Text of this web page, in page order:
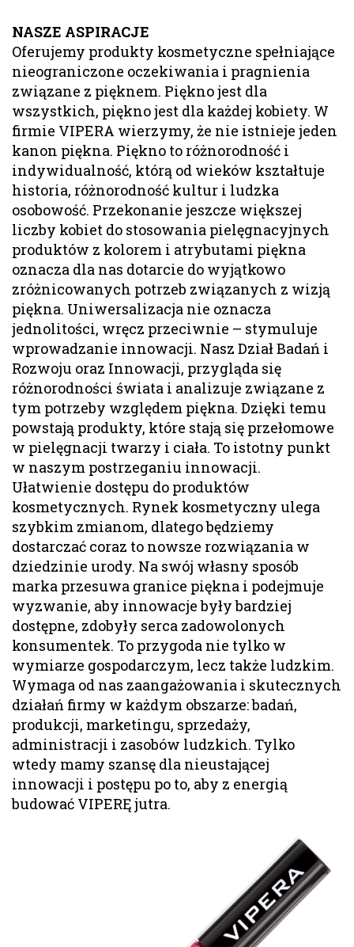
NASZE ASPIRACJE
Oferujemy produkty kosmetyczne spełniające
nieograniczone oczekiwania i pragnienia
związane z pięknem. Piękno jest dla
wszystkich, piękno jest dla każdej kobiety. W
firmie VIPERA wierzymy, że nie istnieje jeden
kanon piękna. Piękno to różnorodność i
indywidualność, którą od wieków kształtuje
historia, różnorodność kultur i ludzka
osobowość. Przekonanie jeszcze większej
liczby kobiet do stosowania pielęgnacyjnych
produktów z kolorem i atrybutami piękna
oznacza dla nas dotarcie do wyjątkowo
zróżnicowanych potrzeb związanych z wizją
piękna. Uniwersalizacja nie oznacza
jednolitości, wręcz przeciwnie – stymuluje
wprowadzanie innowacji. Nasz Dział Badań i
Rozwoju oraz Innowacji, przygląda się
różnorodności świata i analizuje związane z
tym potrzeby względem piękna. Dzięki temu
powstają produkty, które stają się przełomowe
w pielęgnacji twarzy i ciała. To istotny punkt
w naszym postrzeganiu innowacji.
Ułatwienie dostępu do produktów
kosmetycznych. Rynek kosmetyczny ulega
szybkim zmianom, dlatego będziemy
dostarczać coraz to nowsze rozwiązania w
dziedzinie urody. Na swój własny sposób
marka przesuwa granice piękna i podejmuje
wyzwanie, aby innowacje były bardziej
dostępne, zdobyły serca zadowolonych
konsumentek. To przygoda nie tylko w
wymiarze gospodarczym, lecz także ludzkim.
Wymaga od nas zaangażowania i skutecznych
działań firmy w każdym obszarze: badań,
produkcji, marketingu, sprzedaży,
administracji i zasobów ludzkich. Tylko
wtedy mamy szansę dla nieustającej
innowacji i postępu po to, aby z energią
budować VIPERĘ jutra.